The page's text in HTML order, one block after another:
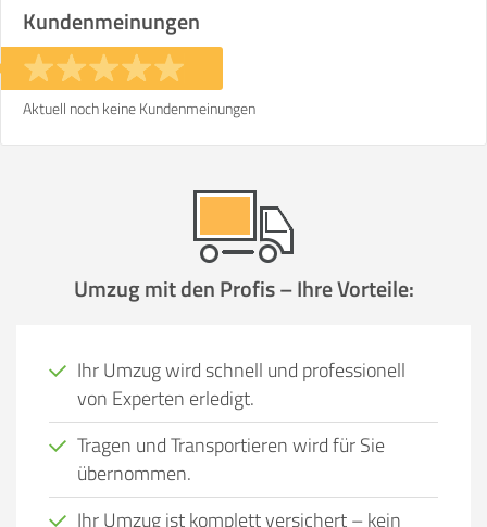
Kundenmeinungen
Aktuell noch keine Kundenmeinungen
Umzug mit den Profis – Ihre Vorteile:
Ihr Umzug wird schnell und professionell
von Experten erledigt.
Tragen und Transportieren wird für Sie
übernommen.
Ihr Umzug ist komplett versichert – kein